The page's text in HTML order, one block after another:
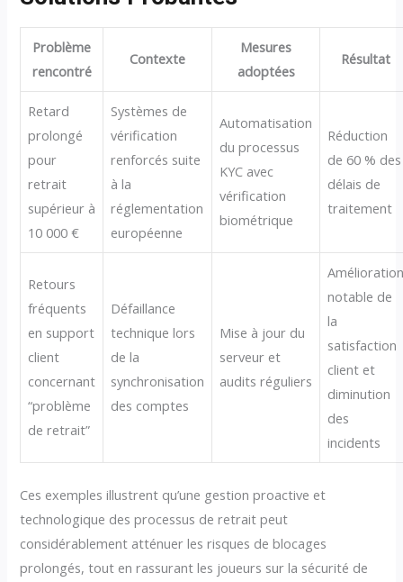
Problème
rencontré
Contexte
Mesures
adoptées
Résultat
Retard
prolongé
pour
retrait
supérieur à
10 000 €
Systèmes de
vérification
renforcés suite
à la
réglementation
européenne
Automatisation
du processus
KYC avec
vérification
biométrique
Réduction
de 60 % des
délais de
traitement
Retours
fréquents
en support
client
concernant
“problème
de retrait”
Défaillance
technique lors
de la
synchronisation
des comptes
Mise à jour du
serveur et
audits réguliers
notable de
la
satisfaction
client et
diminution
des
incidents
Ces exemples illustrent qu’une gestion proactive et
technologique des processus de retrait peut
considérablement atténuer les risques de blocages
prolongés, tout en rassurant les joueurs sur la sécurité de